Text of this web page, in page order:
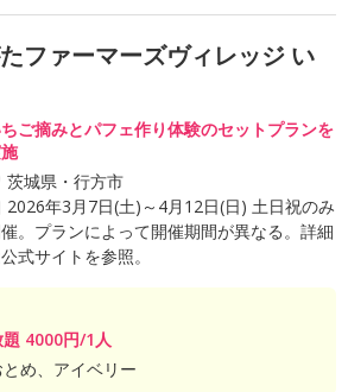
ファーマーズヴィレッジ い
ご摘みとパフェ作り体験のセットプランを
茨城県・行方市
2026年3月7日(土)～4月12日(日) 土日祝のみ
。プランによって開催期間が異なる。詳細
式サイトを参照。
4000円/1人
め、アイベリー